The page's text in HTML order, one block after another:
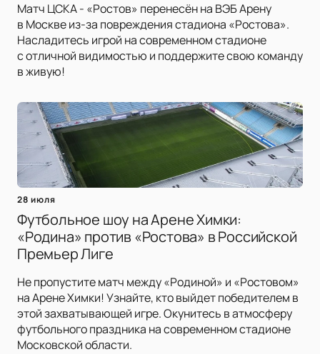
Матч ЦСКА - «Ростов» перенесён на ВЭБ Арену
в Москве из-за повреждения стадиона «Ростова».
Насладитесь игрой на современном стадионе
с отличной видимостью и поддержите свою команду
в живую!
28 июля
Футбольное шоу на Арене Химки:
«Родина» против «Ростова» в Российской
Премьер Лиге
Не пропустите матч между «Родиной» и «Ростовом»
на Арене Химки! Узнайте, кто выйдет победителем в
этой захватывающей игре. Окунитесь в атмосферу
футбольного праздника на современном стадионе
Московской области.